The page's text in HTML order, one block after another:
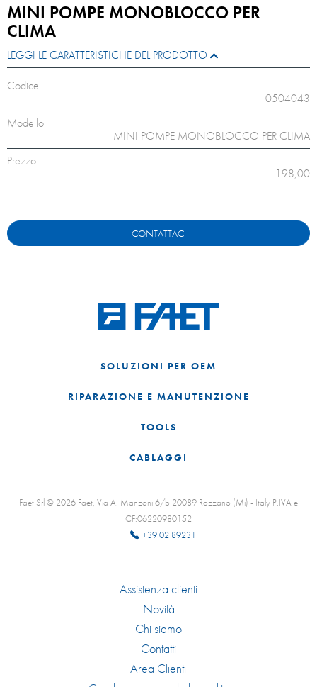
MINI POMPE MONOBLOCCO PER
CLIMA
LEGGI LE CARATTERISTICHE DEL PRODOTTO
Codice
0504043
Modello
MINI POMPE MONOBLOCCO PER CLIMA
Prezzo
198,00
CONTATTACI
SOLUZIONI PER OEM
RIPARAZIONE E MANUTENZIONE
TOOLS
CABLAGGI
Faet Srl © 2026 Faet, Via A. Manzoni 6/b 20089 Rozzano (Mi) - Italy P.IVA e
CF:06220980152
+39 02 89231
Assistenza clienti
Novità
Chi siamo
Contatti
Area Clienti